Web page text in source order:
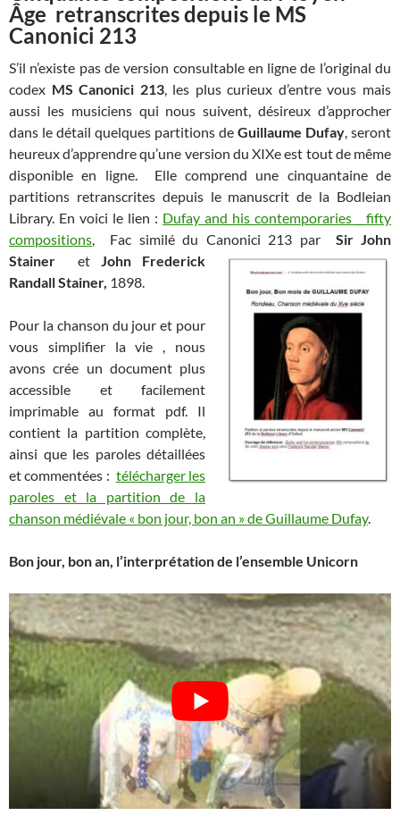
Âge retranscrites depuis le MS
Canonici 213
S’il n’existe pas de version consultable en ligne de l’original du
codex MS Canonici 213, les plus curieux d’entre vous mais
aussi les musiciens qui nous suivent, désireux d’approcher
dans le détail quelques partitions de Guillaume Dufay, seront
heureux d’apprendre qu’une version du XIXe est tout de même
disponible en ligne. Elle comprend une cinquantaine de
partitions retranscrites depuis le manuscrit de la Bodleian
Library. En voici le lien : Dufay and his contemporaries _ fifty
compositions, Fac similé du Canonici 213 par Sir John
Stainer
et John Frederick
Randall Stainer, 1898.
Pour la chanson du jour et pour
vous simplifier la vie , nous
avons crée un document plus
accessible et facilement
imprimable au format pdf. Il
contient la partition complète,
ainsi que les paroles détaillées
et commentées : télécharger les
paroles et la partition de la
chanson médiévale « bon jour, bon an » de Guillaume Dufay.
Bon jour, bon an, l’interprétation de l’ensemble Unicorn